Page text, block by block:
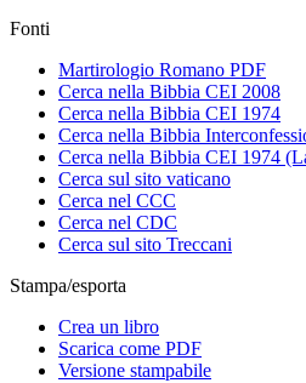
Fonti
Martirologio Romano PDF
Cerca nella Bibbia CEI 2008
Cerca nella Bibbia CEI 1974
Cerca nella Bibbia
Cerca nella Bibbia CEI 1974
Cerca sul sito vaticano
Cerca nel CCC
Cerca nel CDC
Cerca sul sito Treccani
Stampa/esporta
Crea un libro
Scarica come PDF
Versione stampabile